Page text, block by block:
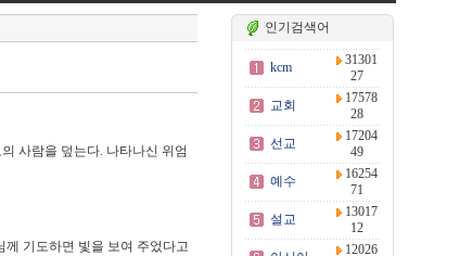
사람을 덮는다. 나타나신 위엄
기도하면 빛을 보여 주었다고
인기검색어
kcm
31301
27
교회
17578
28
선교
17204
49
예수
16254
71
설교
13017
12
12026